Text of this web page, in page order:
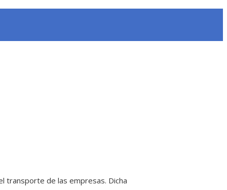
transporte de las empresas. Dicha